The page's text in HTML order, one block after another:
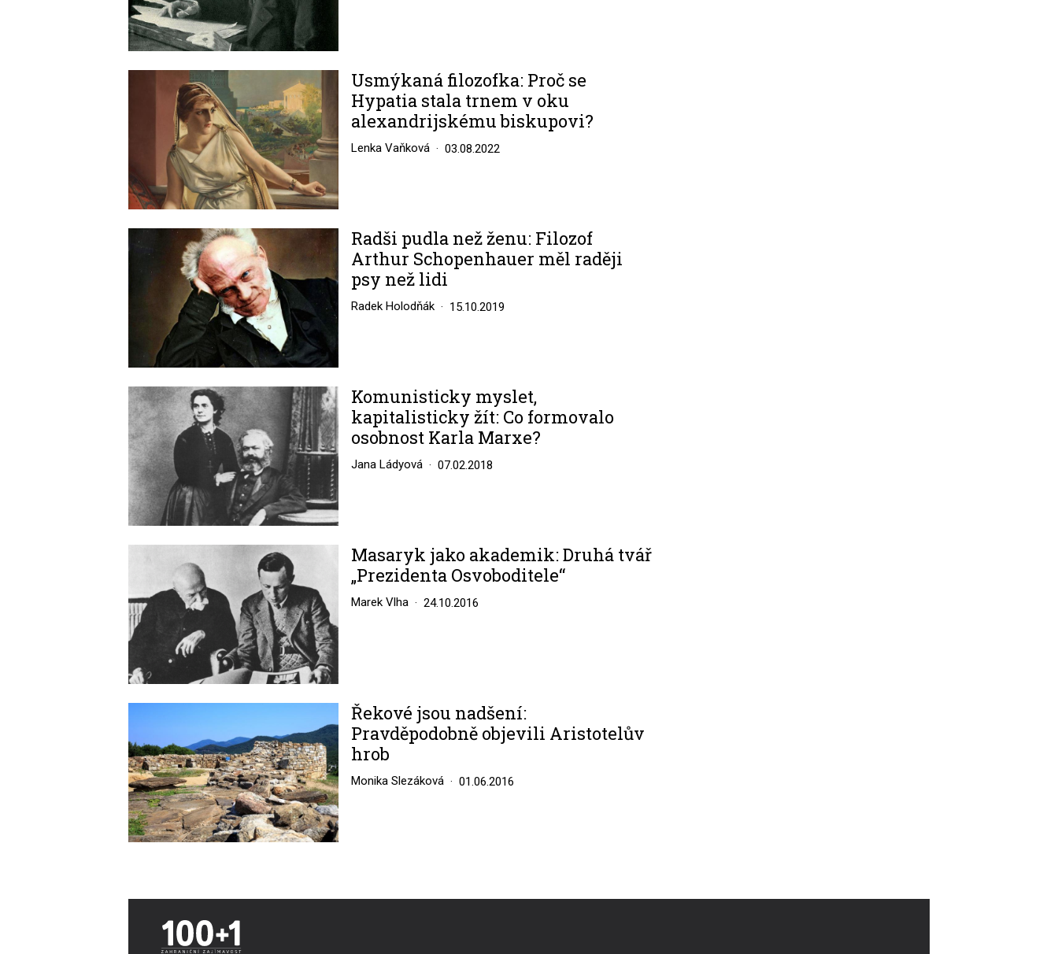
Usmýkaná filozofka: Proč se
Hypatia stala trnem v oku
alexandrijskému biskupovi?
Lenka Vaňková 03.08.2022
Image
Radši pudla než ženu: Filozof
Arthur Schopenhauer měl raději
psy než lidi
Radek Holodňák 15.10.2019
Image
Komunisticky myslet,
kapitalisticky žít: Co formovalo
osobnost Karla Marxe?
Jana Ládyová 07.02.2018
Masaryk jako akademik: Druhá tvář
„Prezidenta Osvoboditele“
Marek Vlha 24.10.2016
Řekové jsou nadšení:
Pravděpodobně objevili Aristotelův
hrob
Monika Slezáková 01.06.2016